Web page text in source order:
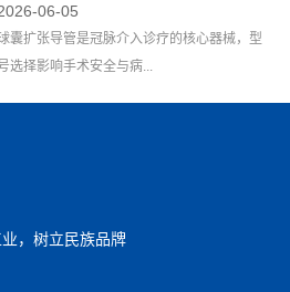
06-05
囊扩张导管是冠脉介入诊疗的核心器械，型
选择影响手术安全与病...
，树立民族品牌